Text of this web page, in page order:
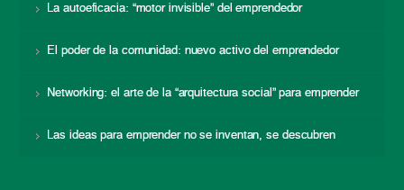
La autoeficacia: “motor invisible” del emprendedor
El poder de la comunidad: nuevo activo del emprendedor
Networking: el arte de la “arquitectura social” para emprender
Las ideas para emprender no se inventan, se descubren